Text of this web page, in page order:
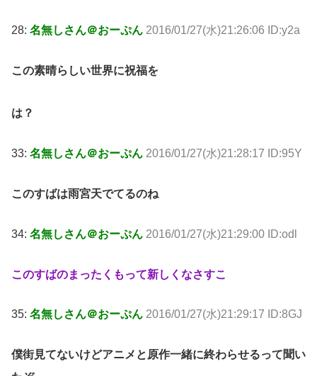
28: 名無しさん＠おーぷん 2016/01/27(水)21:26:06 ID:y2a
この素晴らしい世界に祝福を
は？
33: 名無しさん＠おーぷん 2016/01/27(水)21:28:17 ID:95Y
このすばは雨宮天でてるのね
34: 名無しさん＠おーぷん 2016/01/27(水)21:29:00 ID:odl
このすばのまったくもって新しくなさすこ
35: 名無しさん＠おーぷん 2016/01/27(水)21:29:17 ID:8GJ
僕街見てないけどアニメと原作一緒に終わらせるって聞い